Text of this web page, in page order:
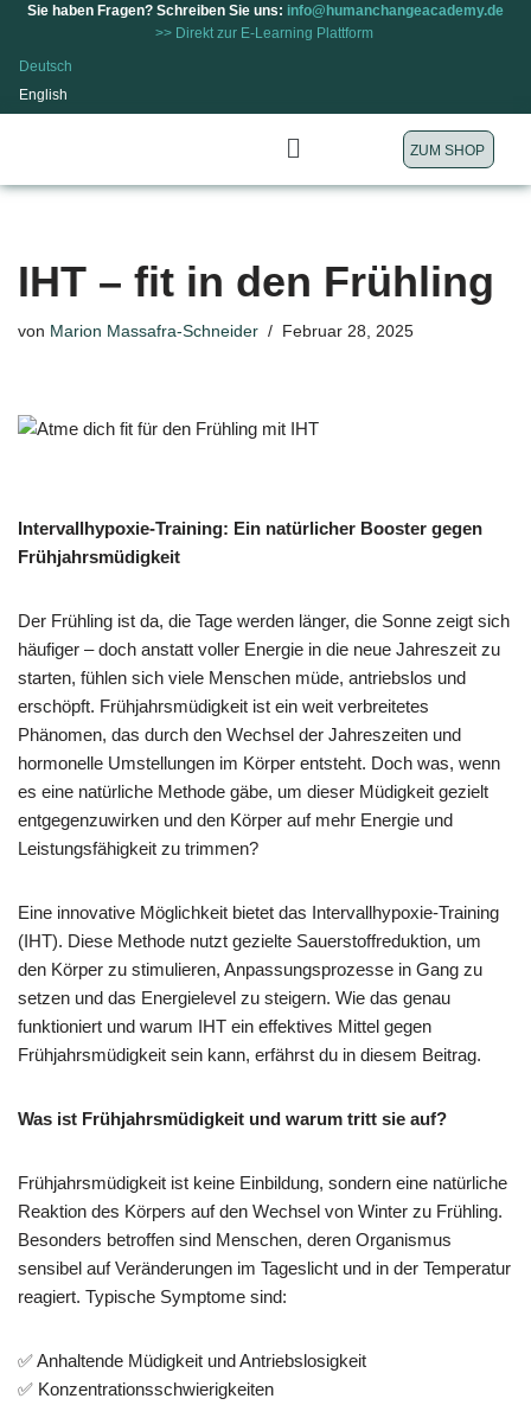
Zum
Inhalt
springen
Sie haben Fragen? Schreiben Sie uns: info@humanchangeacademy.de
>> Direkt zur E-Learning Plattform
Deutsch
English
ZUM SHOP
IHT – fit in den Frühling
von Marion Massafra-Schneider Februar 28, 2025
Intervallhypoxie-Training: Ein natürlicher Booster gegen
Frühjahrsmüdigkeit
Der Frühling ist da, die Tage werden länger, die Sonne zeigt sich
häufiger – doch anstatt voller Energie in die neue Jahreszeit zu
starten, fühlen sich viele Menschen müde, antriebslos und
erschöpft. Frühjahrsmüdigkeit ist ein weit verbreitetes
Phänomen, das durch den Wechsel der Jahreszeiten und
hormonelle Umstellungen im Körper entsteht. Doch was, wenn
es eine natürliche Methode gäbe, um dieser Müdigkeit gezielt
entgegenzuwirken und den Körper auf mehr Energie und
Leistungsfähigkeit zu trimmen?
Eine innovative Möglichkeit bietet das Intervallhypoxie-Training
(IHT). Diese Methode nutzt gezielte Sauerstoffreduktion, um
den Körper zu stimulieren, Anpassungsprozesse in Gang zu
setzen und das Energielevel zu steigern. Wie das genau
funktioniert und warum IHT ein effektives Mittel gegen
Frühjahrsmüdigkeit sein kann, erfährst du in diesem Beitrag.
Was ist Frühjahrsmüdigkeit und warum tritt sie auf?
Frühjahrsmüdigkeit ist keine Einbildung, sondern eine natürliche
Reaktion des Körpers auf den Wechsel von Winter zu Frühling.
Besonders betroffen sind Menschen, deren Organismus
sensibel auf Veränderungen im Tageslicht und in der Temperatur
reagiert. Typische Symptome sind:
✅ Anhaltende Müdigkeit und Antriebslosigkeit
✅ Konzentrationsschwierigkeiten